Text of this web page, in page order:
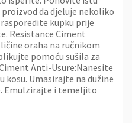
da djeluje nekoliko
kupku prije
Resistance Ciment
oraha na ručnikom
pomoću sušila za
Anti-Usure:Nanesite
kosu. Umasirajte na dužine
Emulzirajte i temeljito